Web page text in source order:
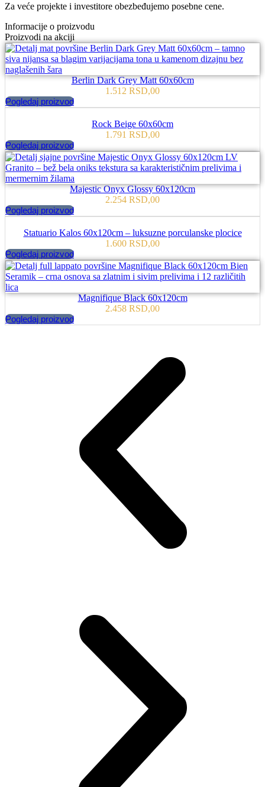
Za veće projekte i investitore obezbeđujemo posebne cene.
Informacije o proizvodu
Proizvodi na akciji
Berlin Dark Grey Matt 60x60cm
1.512 RSD,00
Pogledaj proizvod
Rock Beige 60x60cm
1.791 RSD,00
Pogledaj proizvod
Majestic Onyx Glossy 60x120cm
2.254 RSD,00
Pogledaj proizvod
Statuario Kalos 60x120cm – luksuzne porculanske plocice
1.600 RSD,00
Pogledaj proizvod
Magnifique Black 60x120cm
2.458 RSD,00
Pogledaj proizvod